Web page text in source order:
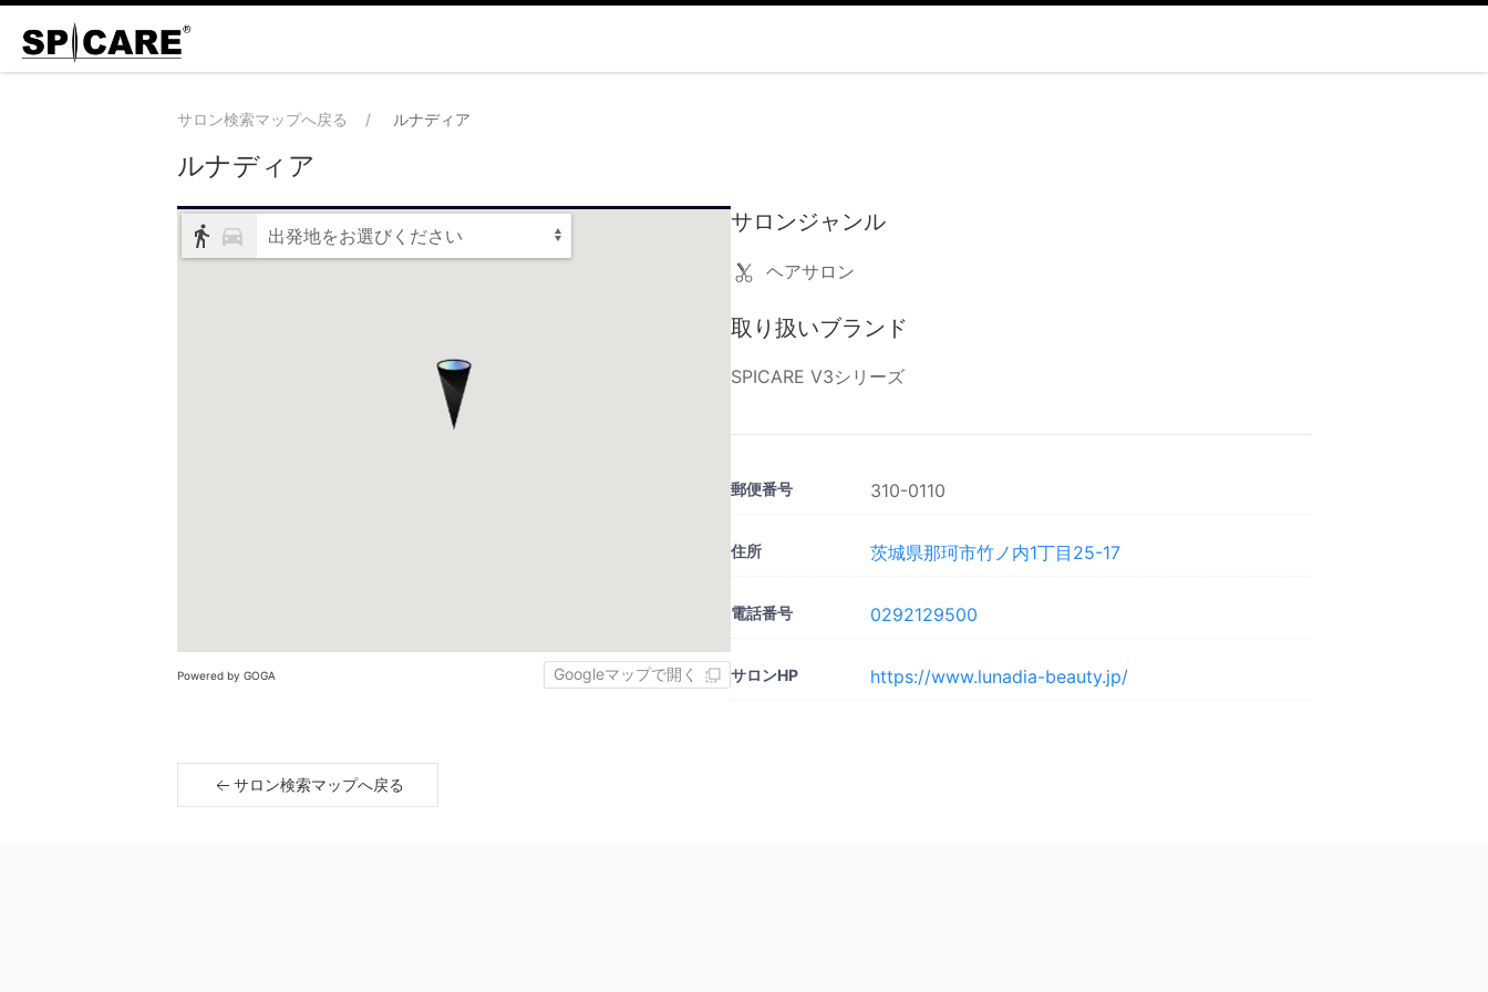
サロン検索マップへ戻る ルナディア
ルナディア
出発地をお選びください
Powered by GOGA Googleマップで開く
サロンジャンル
ヘアサロン
取り扱いブランド
SPICARE V3シリーズ
郵便番号 310-0110
住所 茨城県那珂市竹ノ内1丁目25-17
電話番号 0292129500
サロンHP https://www.lunadia-beauty.jp/
サロン検索マップへ戻る